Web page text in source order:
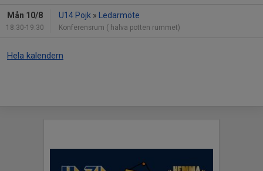
Mån 10/8
18:30-19:30
U14 Pojk » Ledarmöte
Konferensrum ( halva potten rummet)
Hela kalendern